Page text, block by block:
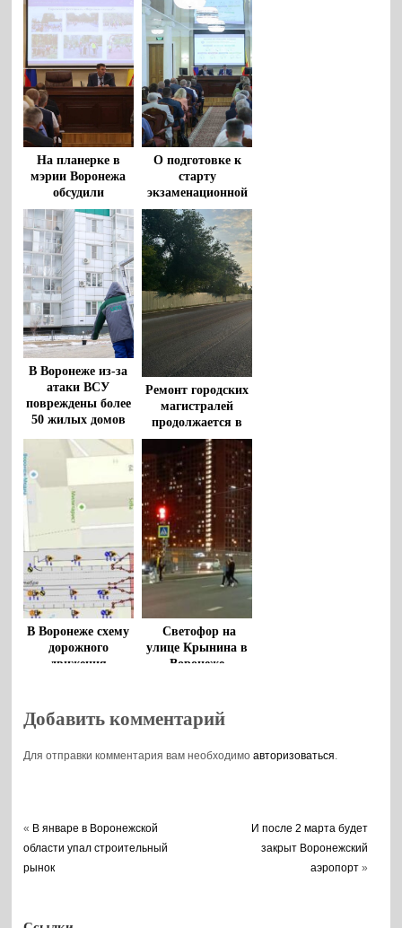
На планерке в
мэрии Воронежа
обсудили
организацию
спортивных
мероприятий и
результаты
работы
предприятия
«Воронежтеплосеть»
О подготовке к
старту
экзаменационной
компании
рассказали в
мэрии Воронежа
В Воронеже из-за
атаки ВСУ
повреждены более
50 жилых домов
Ремонт городских
магистралей
продолжается в
Воронеже
В Воронеже схему
дорожного
движения
Октября
Светофор на
улице Крынина в
Воронеже
Добавить комментарий
Для отправки комментария вам необходимоавторизоваться.
« В январе в Воронежской
области упал строительный
рынок
И после 2 марта будет
закрыт Воронежский
аэропорт »